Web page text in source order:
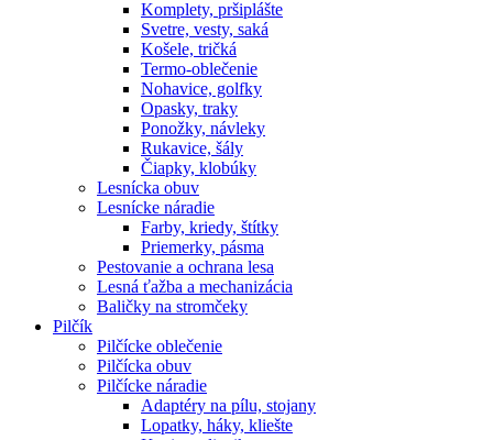
Komplety, pršiplášte
Svetre, vesty, saká
Košele, tričká
Termo-oblečenie
Nohavice, golfky
Opasky, traky
Ponožky, návleky
Rukavice, šály
Čiapky, klobúky
Lesnícka obuv
Lesnícke náradie
Farby, kriedy, štítky
Priemerky, pásma
Pestovanie a ochrana lesa
Lesná ťažba a mechanizácia
Baličky na stromčeky
Pilčík
Pilčícke oblečenie
Pilčícka obuv
Pilčícke náradie
Adaptéry na pílu, stojany
Lopatky, háky, kliešte